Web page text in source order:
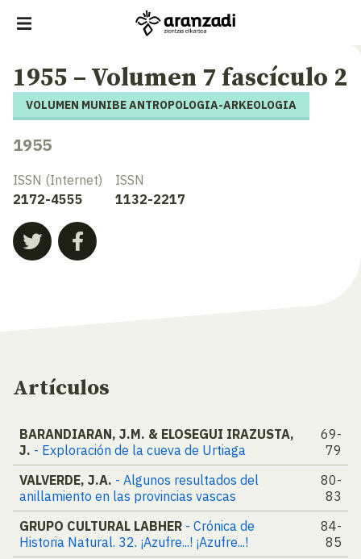
1955 – Volumen 7 fascículo 2
VOLUMEN MUNIBE ANTROPOLOGIA-ARKEOLOGIA
1955
ISSN (Internet)
2172-4555
ISSN
1132-2217
Artículos
BARANDIARAN, J.M. & ELOSEGUI IRAZUSTA,
J. - Exploración de la cueva de Urtiaga
69-
79
VALVERDE, J.A. - Algunos resultados del
anillamiento en las provincias vascas
80-
83
GRUPO CULTURAL LABHER - Crónica de
Historia Natural. 32. ¡Azufre...! ¡Azufre...!
84-
85